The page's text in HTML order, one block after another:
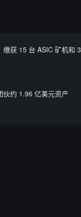
缴获 15 台 ASIC 矿机和 3
伙约 1.96 亿美元资产